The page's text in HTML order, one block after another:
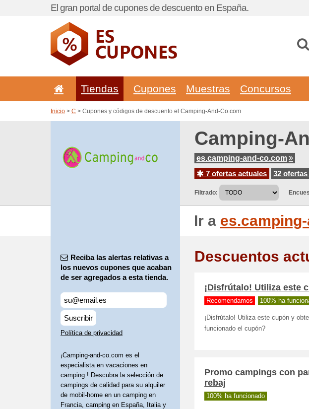
El gran portal de cupones de descuento en España.
Tiendas Cupones Muestras Concursos
Inicio > C > Cupones y códigos de descuento el Camping-And-Co.com
Camping-
es.camping-and-co.com
7 ofertas actuales
32
Filtrado:
Ir a
Reciba las alertas relativas a
los nuevos cupones que acaban
de ser agregados a esta tienda.
Suscribir
Política de privacidad
¡Camping-and-co.com es el
especialista en vacaciones en
camping ! Descubra la selección de
campings de calidad para su alquiler
de mobil-home en un camping en
Francia, camping en España, Italia y
Descuentos
¡Disfrútalo! Utiliza este
Recomendamos 100% ha
¡Disfrútalo! Utiliza este cupón y
funcionado el cupón?
Promo campings con
rebaj
100% ha funcionado